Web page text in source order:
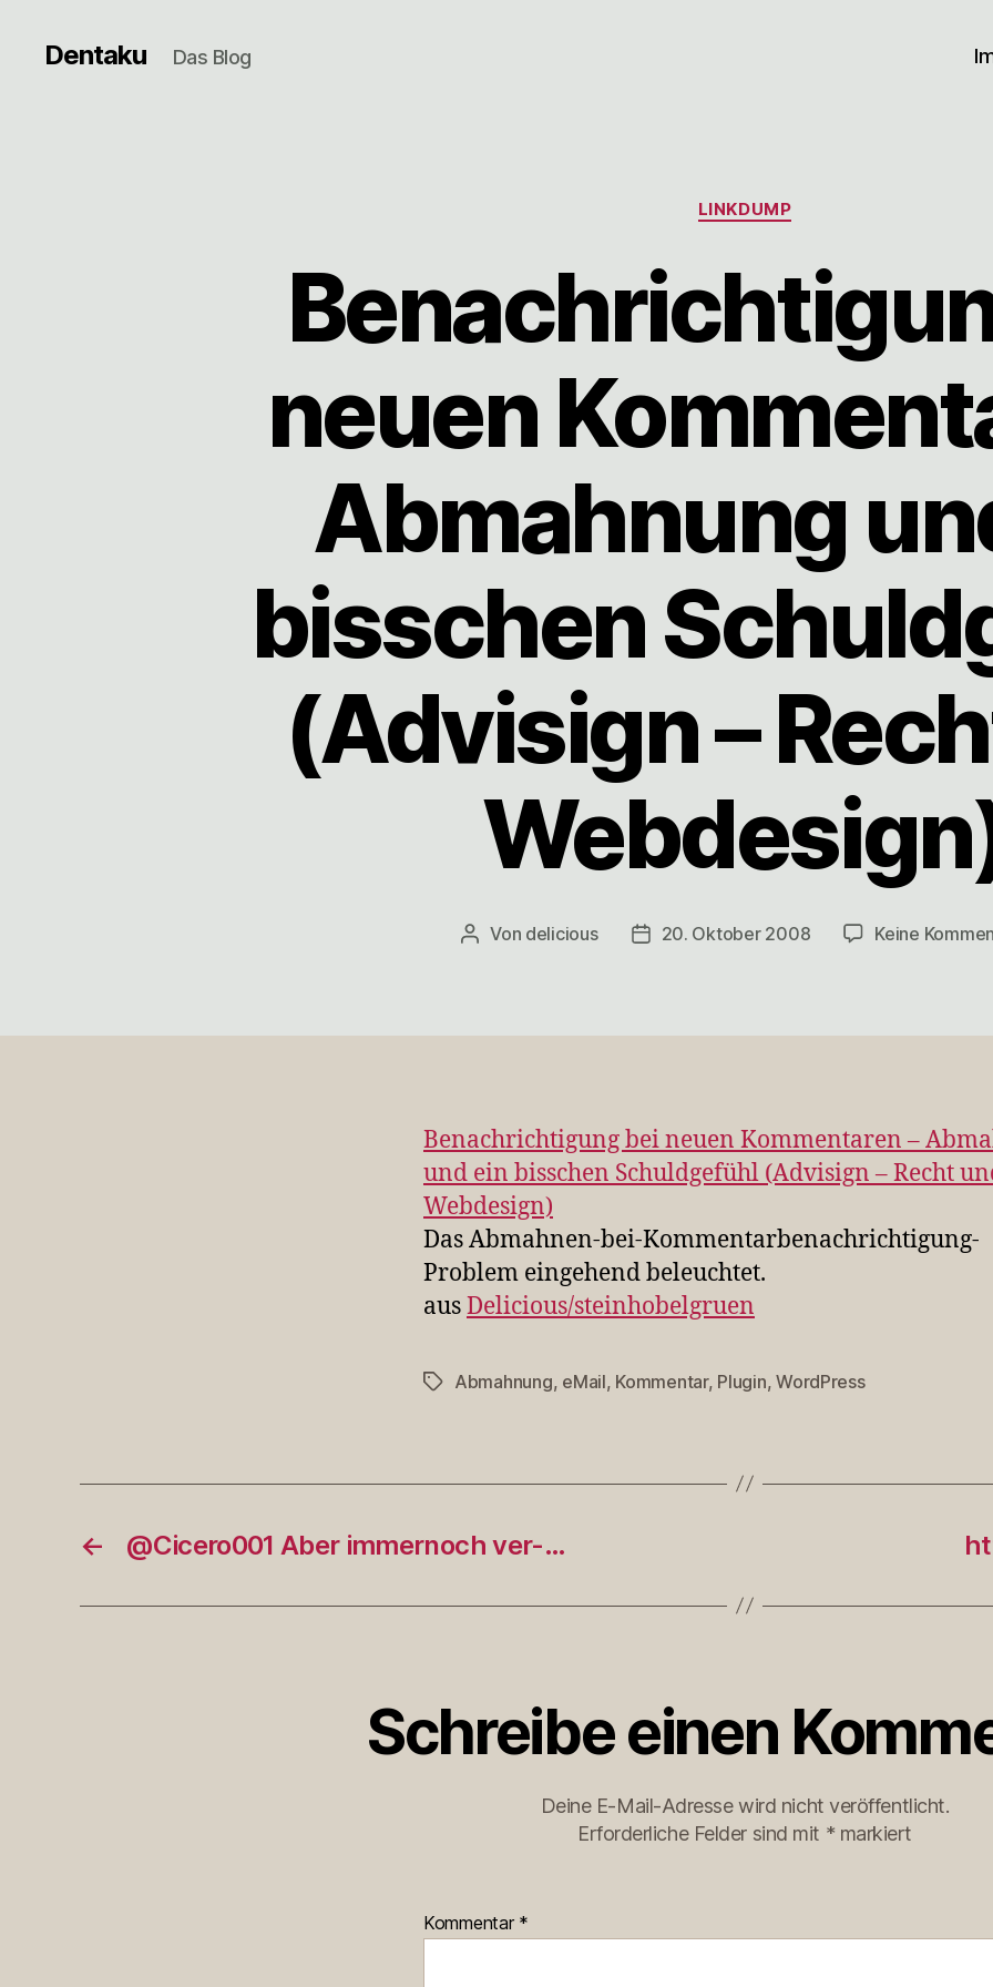
Dentaku Das Blog
Kategorien
LINKDUMP
neuen
Abmahnung
bisschen
(Advisign –
Beitragsautor
Von delicious Veröffentlichungsdatum
20. Oktober 2008 Keine
Benachrichtigung bei neuen Kommentaren –
und ein bisschen Schuldgefühl (Advisign – Recht
Webdesign)
Das Abmahnen-bei-Kommentarbenachrichtigung-
Problem eingehend beleuchtet.
ausDelicious/steinhobelgruen
Schlagwörter
Abmahnung, eMail, Kommentar, Plugin,WordPress
← @Cicero001 Aber immernoch ver-…
Schreibe einen
Deine E-Mail-Adresse wird nicht veröffentlicht.
Erforderliche Felder sind mit * markiert
Kommentar *